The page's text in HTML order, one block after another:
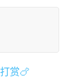
打赏🍗